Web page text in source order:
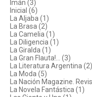
Imán (3)
Inicial (6)
La Aljaba (1)
La Brasa (2)
La Camelia (1)
La Diligencia (1)
La Giralda (1)
La Gran Flauta!... (3)
La Literatura Argentina (2)
La Moda (5)
La Nación Magazine.
La Novela Fantástica (1)